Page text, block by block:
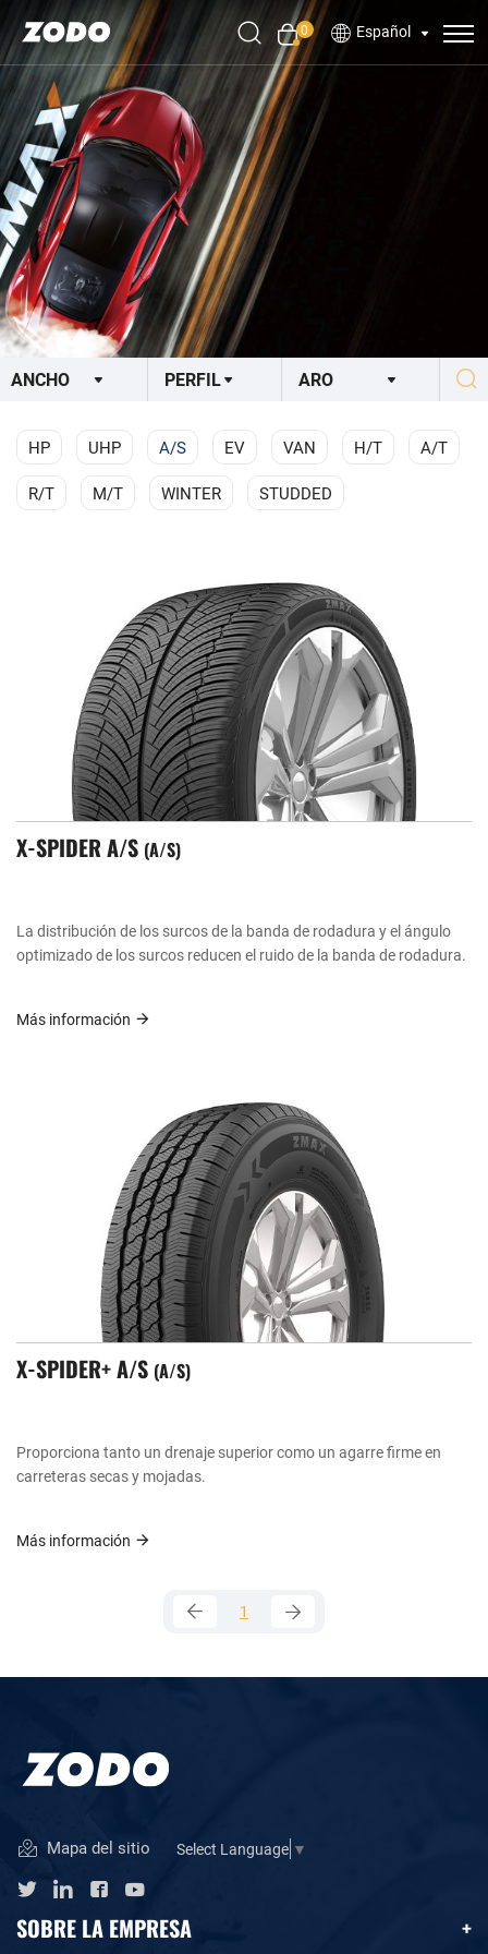
0 Español
HP UHP A/S EV VAN H/T A/T
R/T M/T WINTER STUDDED
X-SPIDER A/S A/S
La distribución de los surcos de la banda de rodadura y el ángulo
optimizado de los surcos reducen el ruido de la banda de rodadura.
Más información
X-SPIDER+ A/S A/S
Proporciona tanto un drenaje superior como un agarre firme en
carreteras secas y mojadas.
Más información
1
Mapa del sitio Select Language ▼
SOBRE LA EMPRESA